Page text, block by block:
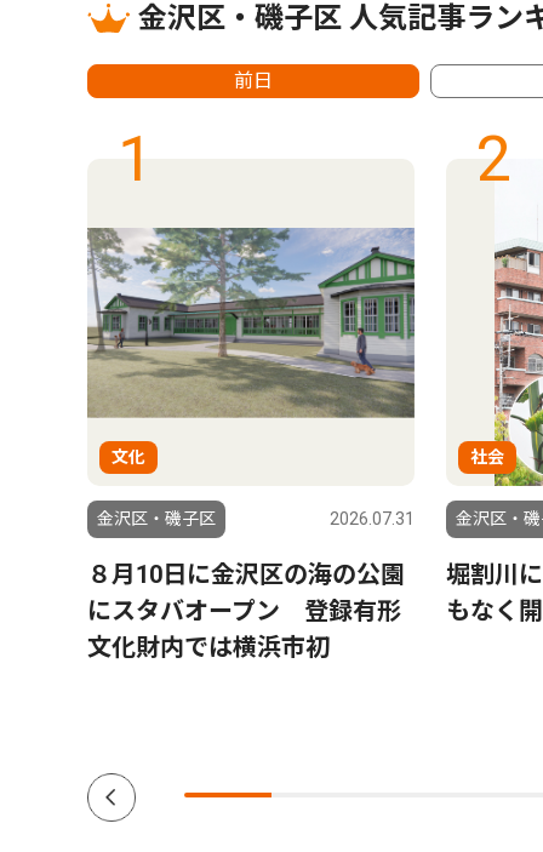
金沢区・磯子区 人気記事ラン
前日
1
文化
金沢区・磯子区 2026.07.31
８月10日に金沢区の海の公園
にスタバオープン 登録有形
文化財内では横浜市初
2
社会
金沢区・
堀割川
もなく